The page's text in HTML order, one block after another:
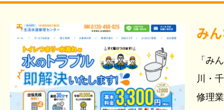
み
「み
川・
修理